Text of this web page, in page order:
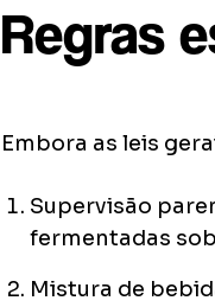
Regras
Embora as leis
Supervisão
fermentadas
Mistura de